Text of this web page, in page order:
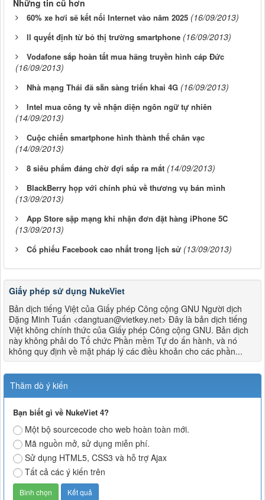
Những tin cũ hơn
60% xe hơi sẽ kết nối Internet vào năm 2025 (16/09/2013)
ll quyết định từ bỏ thị trường smartphone (16/09/2013)
Vodafone sắp hoàn tất mua hãng truyền hình cáp Đức
(16/09/2013)
Nhà mạng Thái đã sẵn sàng triển khai 4G (16/09/2013)
Intel mua công ty về nhận diện ngôn ngữ tự nhiên
(14/09/2013)
Cuộc chiến smartphone hình thành thế chân vạc
(14/09/2013)
8 siêu phẩm đáng chờ đợi sắp ra mắt (14/09/2013)
BlackBerry họp với chính phủ về thương vụ bán mình
(13/09/2013)
App Store sập mạng khi nhận đơn đặt hàng iPhone 5C
(13/09/2013)
Cổ phiếu Facebook cao nhất trong lịch sử (13/09/2013)
Giấy phép sử dụng NukeViet
Bản dịch tiếng Việt của Giấy phép Công cộng GNU Người dịch
Đặng Minh Tuấn <dangtuan@vietkey.net> Đây là bản dịch tiếng
Việt không chính thức của Giấy phép Công cộng GNU. Bản dịch
này không phải do Tổ chức Phần mềm Tự do ấn hành, và nó
không quy định về mặt pháp lý các điều khoản cho các phần...
Thăm dò ý kiến
Bạn biết gì về NukeViet 4?
Một bộ sourcecode cho web hoàn toàn mới.
Mã nguồn mở, sử dụng miễn phí.
Sử dụng HTML5, CSS3 và hỗ trợ Ajax
Tất cả các ý kiến trên